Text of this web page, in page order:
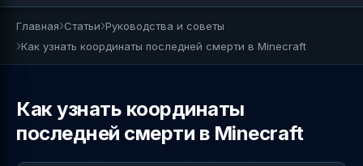
Главная Статьи Руководства и советы
Как узнать координаты последней смерти в Minecraft
Как узнать координаты
последней смерти в Minecraft